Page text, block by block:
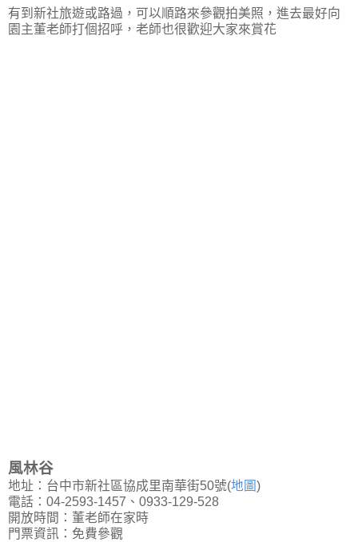
有到新社旅遊或路過，可以順路來參觀拍美照，進去最好向
園主董老師打個招呼，老師也很歡迎大家來賞花
風林谷
地址：台中市新社區協成里南華街50號(地圖 )
電話：04-2593-1457、0933-129-528
開放時間：董老師在家時
門票資訊：免費參觀